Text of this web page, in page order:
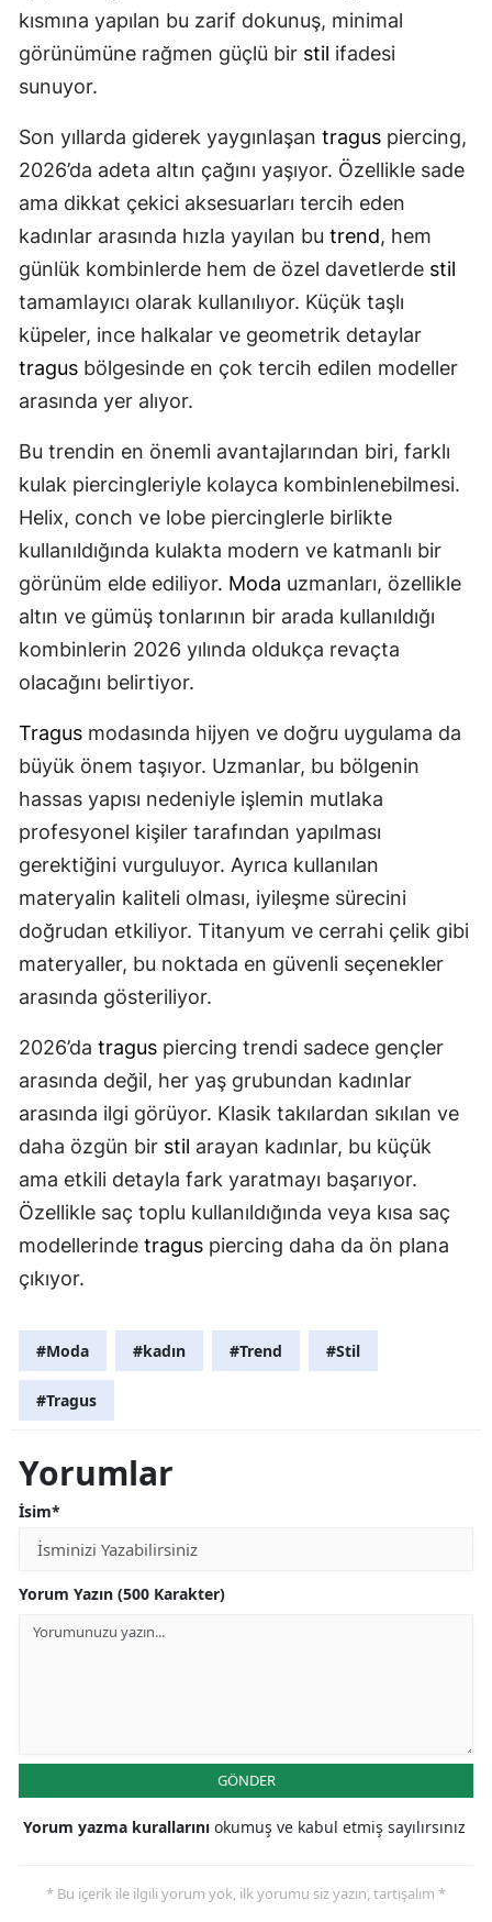
kısmına yapılan bu zarif dokunuş, minimal
görünümüne rağmen güçlü bir stil ifadesi
sunuyor.
Son yıllarda giderek yaygınlaşan tragus piercing,
2026’da adeta altın çağını yaşıyor. Özellikle sade
ama dikkat çekici aksesuarları tercih eden
kadınlar arasında hızla yayılan bu trend, hem
günlük kombinlerde hem de özel davetlerde stil
tamamlayıcı olarak kullanılıyor. Küçük taşlı
küpeler, ince halkalar ve geometrik detaylar
tragus bölgesinde en çok tercih edilen modeller
arasında yer alıyor.
Bu trendin en önemli avantajlarından biri, farklı
kulak piercingleriyle kolayca kombinlenebilmesi.
Helix, conch ve lobe piercinglerle birlikte
kullanıldığında kulakta modern ve katmanlı bir
görünüm elde ediliyor. Moda uzmanları, özellikle
altın ve gümüş tonlarının bir arada kullanıldığı
kombinlerin 2026 yılında oldukça revaçta
olacağını belirtiyor.
Tragus modasında hijyen ve doğru uygulama da
büyük önem taşıyor. Uzmanlar, bu bölgenin
hassas yapısı nedeniyle işlemin mutlaka
profesyonel kişiler tarafından yapılması
gerektiğini vurguluyor. Ayrıca kullanılan
materyalin kaliteli olması, iyileşme sürecini
doğrudan etkiliyor. Titanyum ve cerrahi çelik gibi
materyaller, bu noktada en güvenli seçenekler
arasında gösteriliyor.
2026’da tragus piercing trendi sadece gençler
arasında değil, her yaş grubundan kadınlar
arasında ilgi görüyor. Klasik takılardan sıkılan ve
daha özgün bir stil arayan kadınlar, bu küçük
ama etkili detayla fark yaratmayı başarıyor.
Özellikle saç toplu kullanıldığında veya kısa saç
modellerinde tragus piercing daha da ön plana
çıkıyor.
#Moda #kadın #Trend #Stil
#Tragus
Yorumlar
İsim*
Yorum Yazın (500 Karakter)
GÖNDER
Yorum yazma kurallarını okumuş ve kabul etmiş sayılırsınız
* Bu içerik ile ilgili yorum yok, ilk yorumu siz yazın, tartışalım *